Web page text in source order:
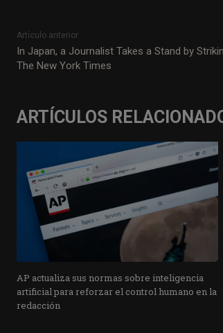
Artículo anterior
In Japan, a Journalist Takes a Stand by
The New York Times
ARTÍCULOS
AP actualiza sus normas sobre inteligencia
artificial para reforzar el control humano en la
redacción